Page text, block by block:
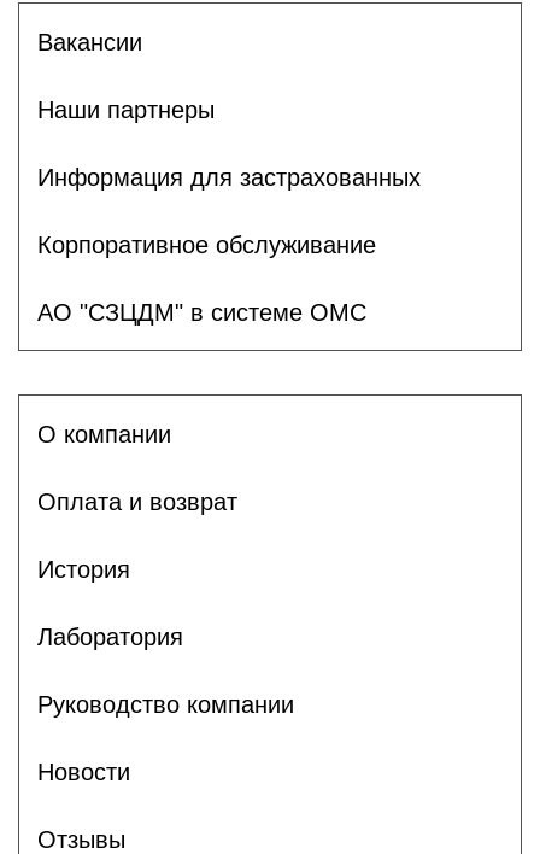
Вакансии
Наши партнеры
Информация для застрахованных
Корпоративное обслуживание
АО "СЗЦДМ" в системе ОМС
О компании
Оплата и возврат
История
Лаборатория
Руководство компании
Новости
Отзывы